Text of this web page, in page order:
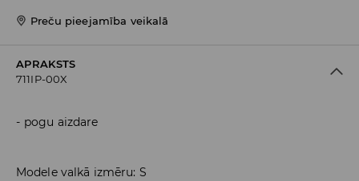
Preču pieejamība veikalā
APRAKSTS
711IP-00X
pogu aizdare
Modele valkā izmēru: S